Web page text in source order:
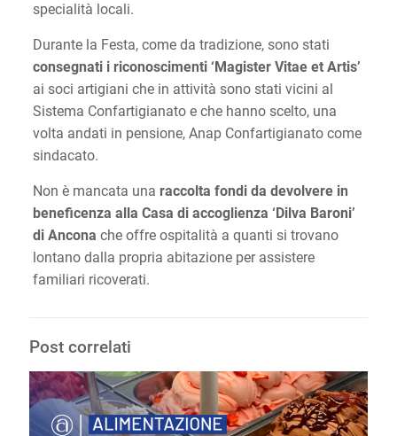
specialità locali.
Durante la Festa, come da tradizione, sono stati
consegnati i riconoscimenti ‘Magister Vitae et Artis’
ai soci artigiani che in attività sono stati vicini al
Sistema Confartigianato e che hanno scelto, una
volta andati in pensione, Anap Confartigianato come
sindacato.
Non è mancata una raccolta fondi da devolvere in
beneficenza alla Casa di accoglienza ‘Dilva Baroni’
di Ancona che offre ospitalità a quanti si trovano
lontano dalla propria abitazione per assistere
familiari ricoverati.
Post correlati